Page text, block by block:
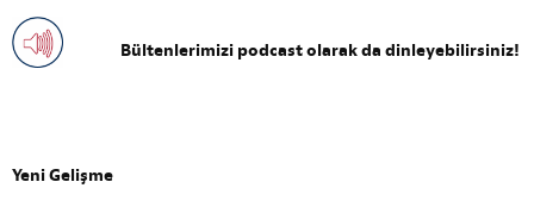
Bültenlerimizi podcast olarak da dinleyebilirsiniz!
Yeni Gelişme